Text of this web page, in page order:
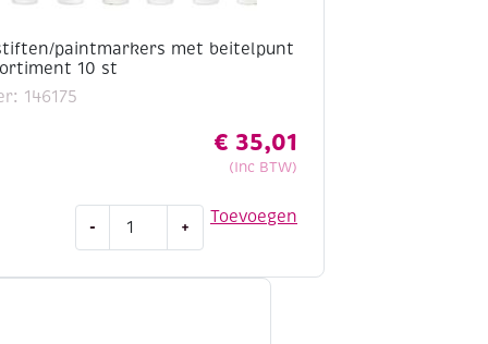
paintmarkers met beitelpunt
10 st
146175
€ 35,01
(Inc BTW)
Toevoegen
-
krijtstiften/paintmarkers
+